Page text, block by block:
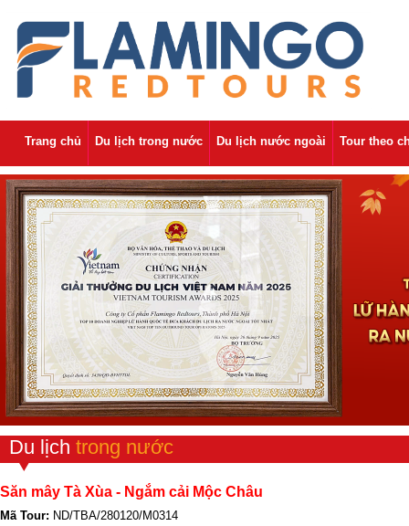
Trang chủ Du lịch trong nước Du lịch nước ngoài Tour theo
Du lịch trong nước
Săn mây Tà Xùa - Ngắm cải Mộc Châu
Mã Tour: ND/TBA/280120/M0314